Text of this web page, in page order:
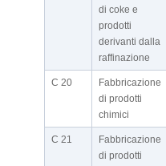
di coke e
prodotti
derivanti dalla
raffinazione
C 20
Fabbricazione
di prodotti
chimici
C 21
Fabbricazione
di prodotti